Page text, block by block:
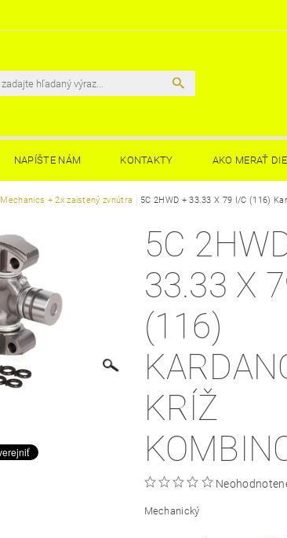
NAPÍŠTE NÁM KONTAKTY AKO MERAŤ
+ 2x zaistený zvnútra 5C 2HWD + 33.33 X 79 I/C (116)
5C
33.33 X
(116)
KRÍŽ
Mechanický